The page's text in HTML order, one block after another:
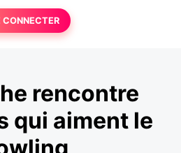
CONNECTER
rencontre
qui aiment le